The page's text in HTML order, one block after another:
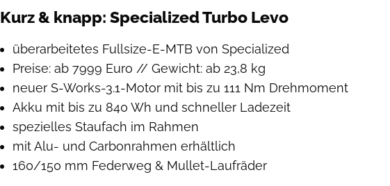
Kurz & knapp: Specialized Turbo Levo
überarbeitetes Fullsize-E-MTB von Specialized
Preise: ab 7999 Euro // Gewicht: ab 23,8 kg
neuer S-Works-3.1-Motor mit bis zu 111 Nm Drehmoment
Akku mit bis zu 840 Wh und schneller Ladezeit
spezielles Staufach im Rahmen
mit Alu- und Carbonrahmen erhältlich
160/150 mm Federweg & Mullet-Laufräder